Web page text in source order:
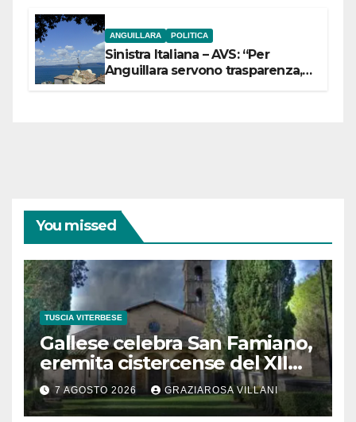
ANGUILLARA POLITICA
Sinistra Italiana – AVS: “Per
Anguillara servono trasparenza,
You missed
TUSCIA VITERBESE
Gallese celebra San Famiano,
eremita cistercense del XII
secolo
7 AGOSTO 2026 GRAZIAROSA VILLANI